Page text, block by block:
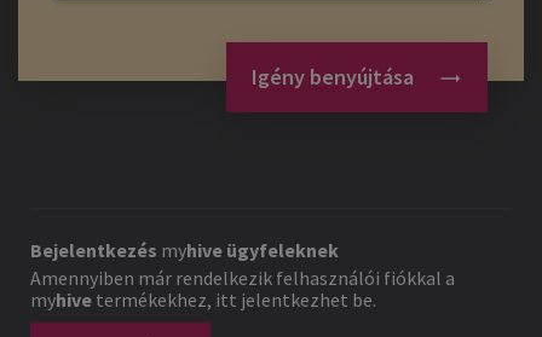
Igény benyújtása
Bejelentkezés myhive ügyfeleknek
Amennyiben már rendelkezik felhasználói fiókkal a
myhive termékekhez, itt jelentkezhet be.